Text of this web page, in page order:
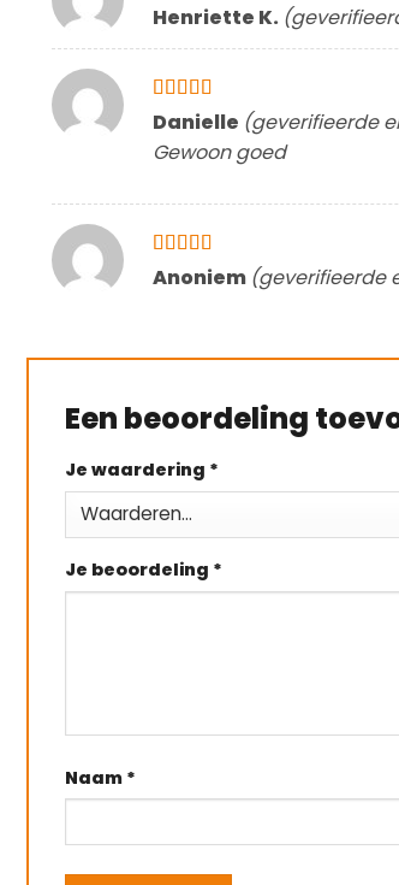
Gewaardeerd
5uit 5
Henriette K.
Gewaardeerd
4uit 5
Danielle (geverifieerde
Gewoon goed
Gewaardeerd
4 uit 5
Anoniem (geverifieerde
Een beoordeling
Je waardering *
Je beoordeling *
Naam *